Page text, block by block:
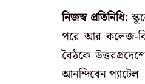
নিজস্ব প্রতিনিধি:
পরে আর কলেজ-
বৈঠকে
আনন্দিবেন প্যাটেল।